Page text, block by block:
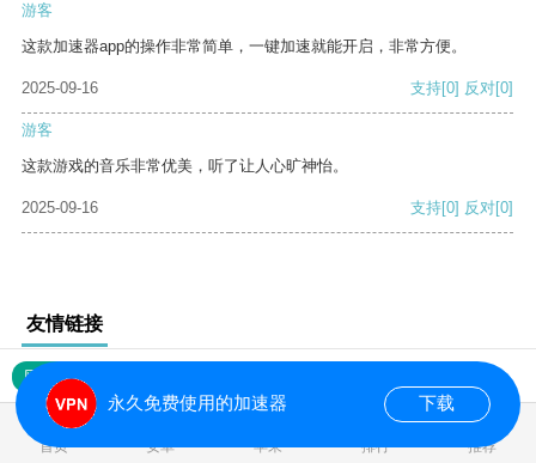
游客
这款加速器app的操作非常简单，一键加速就能开启，非常方便。
2025-09-16 支持[0] 反对[0]
游客
这款游戏的音乐非常优美，听了让人心旷神怡。
2025-09-16 支持[0] 反对[0]
友情链接
网站地图
首页 安卓 苹果 排行 推荐
永久免费使用的加速器 下载
0.020761s